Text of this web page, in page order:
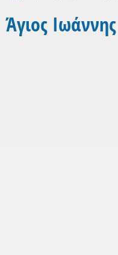
Άγιος